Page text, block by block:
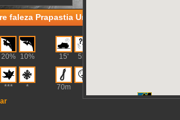
faleza Prapastia Ursului
20% 10% 15' 55'
*** *
70m